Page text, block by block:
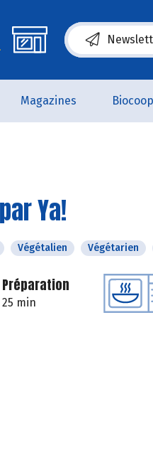
(s’ouvre dans
Magazines Biocoop
Ya!
Végétalien Végétarien
Préparation
25 min